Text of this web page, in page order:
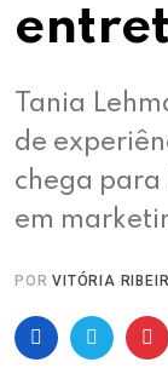
Tania
de
chega
em
PORVITÓRIA